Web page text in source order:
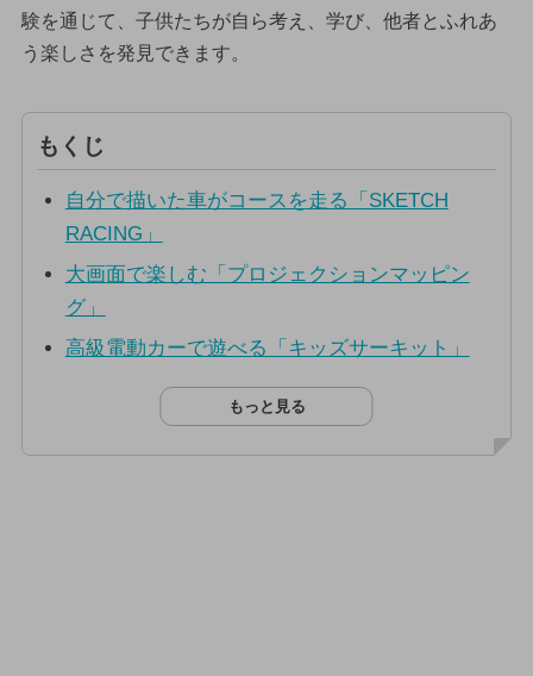
験を通じて、子供たちが自ら考え、学び、他者とふれあ
う楽しさを発見できます。
もくじ
自分で描いた車がコースを走る「SKETCH
RACING」
大画面で楽しむ「プロジェクションマッピン
グ」
高級電動カーで遊べる「キッズサーキット」
もっと見る